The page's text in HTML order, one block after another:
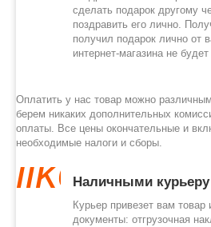
сделать подарок другому
поздравить его лично.
получил подарок лично от
интернет-магазина не
Оплатить у нас товар можно
берем никаких дополнительных
оплаты. Все цены окончательные и
необходимые налоги и сборы.
likeНаличными
Курьер привезет вам
документы: отгрузочная